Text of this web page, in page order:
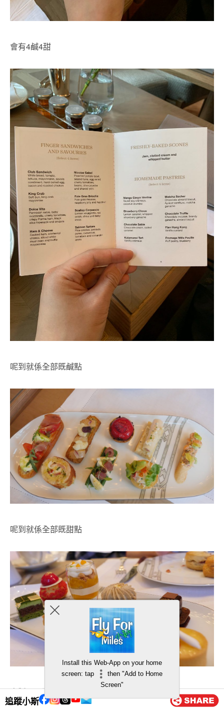
追蹤小斯
會有4鹹4甜
呢到就係全部既鹹點
呢到就係全部既甜點
自製兩層甜品haha
Install this Web-App on your home
screen: tap
then "Add to Home
Screen"